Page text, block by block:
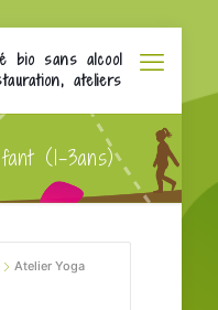
bio sans alcool
ateliers
(1-3ans)
Atelier Yoga